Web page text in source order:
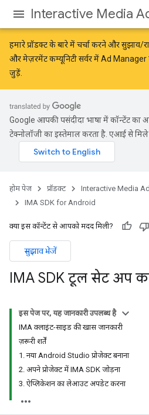
Interactive Media
हमारे प्रॉडक्ट के बारे में चर्चा करने और सुझाव/
और मेज़रमेंट कम्यूनिटीसर्वर में Ad
जुड़ें.
Google आपकी पसंदीदा भाषा में कॉन्टेंट का
टेक्नोलॉजी का इस्तेमाल करता है. एआई से मिले
होम पेज प्रॉडक्ट
Interactive Media
IMA SDK for Android
क्या इस कॉन्टेंट से आपको मदद मिली?
सुझाव भेजें
IMA SDK टूल सेट अप
इस पेज पर, यह जानकारी उपलब्ध है
IMA क्लाइंट-साइड की खास जानकारी
ज़रूरी शर्तें
1. नया Android Studio प्रोजेक्ट बनाना
2. अपने प्रोजेक्ट में IMA SDK जोड़ना
3. ऐप्लिकेशन का लेआउट अपडेट करना